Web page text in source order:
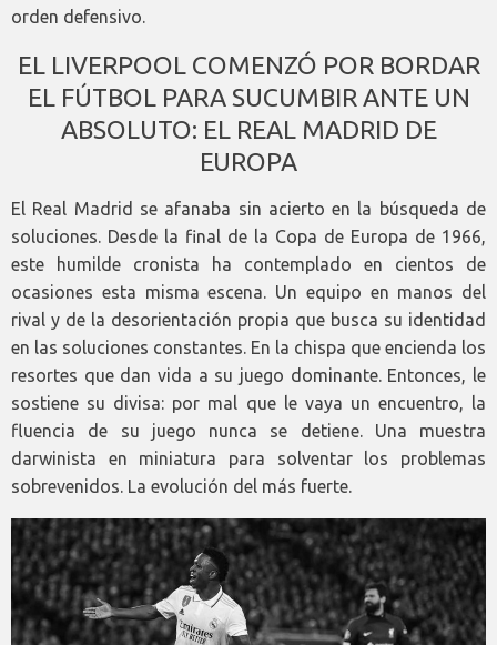
orden defensivo.
EL LIVERPOOL COMENZÓ POR BORDAR
EL FÚTBOL PARA SUCUMBIR ANTE UN
ABSOLUTO: EL REAL MADRID DE
EUROPA
El Real Madrid se afanaba sin acierto en la búsqueda de
soluciones. Desde la final de la Copa de Europa de 1966,
este humilde cronista ha contemplado en cientos de
ocasiones esta misma escena. Un equipo en manos del
rival y de la desorientación propia que busca su identidad
en las soluciones constantes. En la chispa que encienda los
resortes que dan vida a su juego dominante. Entonces, le
sostiene su divisa: por mal que le vaya un encuentro, la
fluencia de su juego nunca se detiene. Una muestra
darwinista en miniatura para solventar los problemas
sobrevenidos. La evolución del más fuerte.